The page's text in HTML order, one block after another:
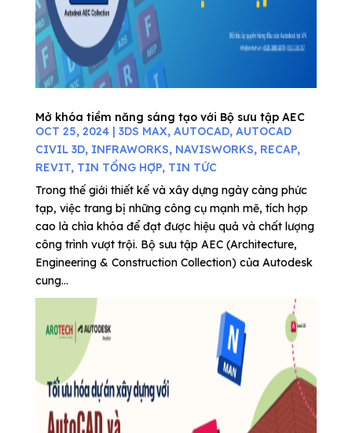
Mở khóa tiềm năng sáng tạo với Bộ sưu tập AEC
OCT 25, 2024| 3DS MAX, AUTOCAD, AUTOCAD
CIVIL 3D, INFRAWORKS, NAVISWORKS, RECAP,
REVIT, TIN TỔNG HỢP, TIN TỨC
Trong thế giới thiết kế và xây dựng ngày càng phức
tạp, việc trang bị những công cụ mạnh mẽ, tích hợp
cao là chìa khóa để đạt được hiệu quả và chất lượng
công trình vượt trội. Bộ sưu tập AEC (Architecture,
Engineering & Construction Collection) của Autodesk
cung...